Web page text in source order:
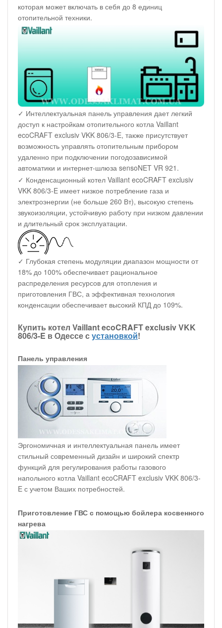
которая может включать в себя до 8 единиц
отопительной техники.
✓ Интеллектуальная панель управления дает легкий
доступ к настройкам отопительного котла Vaillant
ecoCRAFT exclusiv VKK 806/3-E, также присутствует
возможность управлять отопительным прибором
удаленно при подключении погодозависимой
автоматики и интернет-шлюза sensoNET VR 921.
✓ Конденсационный котел Vaillant ecoCRAFT exclusiv
VKK 806/3-E имеет низкое потребление газа и
электроэнергии (не больше 260 Вт), высокую степень
звукоизоляции, устойчивую работу при низком давлении
и длительный срок эксплуатации.
✓ Глубокая степень модуляции диапазон мощности от
18% до 100% обеспечивает рациональное
распределения ресурсов для отопления и
приготовления ГВС, а эффективная технология
конденсации обеспечивает высокий КПД до 109%.
Купить котел Vaillant ecoCRAFT exclusiv VKK
806/3-E в Одессе сустановкой!
Панель управления
Эргономичная и интеллектуальная панель имеет
стильный современный дизайн и широкий спектр
функций для регулирования работы газового
напольного котла Vaillant ecoCRAFT exclusiv VKK 806/3-
E с учетом Ваших потребностей.
Приготовление ГВС с помощью бойлера косвенного
нагрева